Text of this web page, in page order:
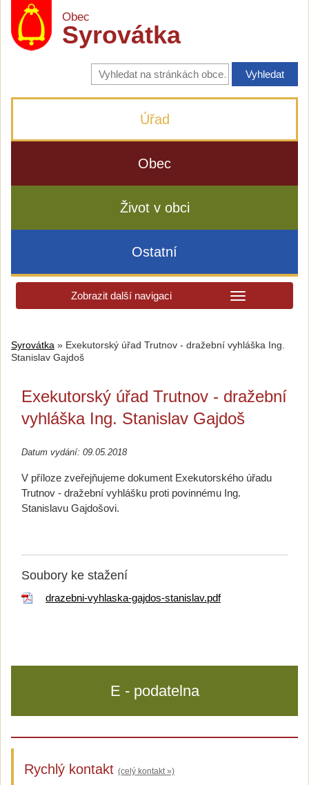
Obec
Syrovátka
Vyhledávání
na
stránkách
Úřad
Obec
Život v obci
Ostatní
Zobrazit další navigaci
Syrovátka » Exekutorský úřad Trutnov - dražební vyhláška Ing.
Stanislav Gajdoš
Exekutorský úřad Trutnov - dražební
vyhláška Ing. Stanislav Gajdoš
Datum vydání: 09.05.2018
V příloze zveřejňujeme dokument Exekutorského úřadu
Trutnov - dražební vyhlášku proti povinnému Ing.
Stanislavu Gajdošovi.
Soubory ke stažení
drazebni-vyhlaska-gajdos-stanislav.pdf
E - podatelna
Rychlý kontakt (celý kontakt »)